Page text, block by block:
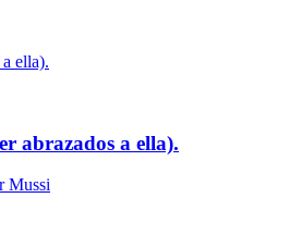
abrazados a ella).